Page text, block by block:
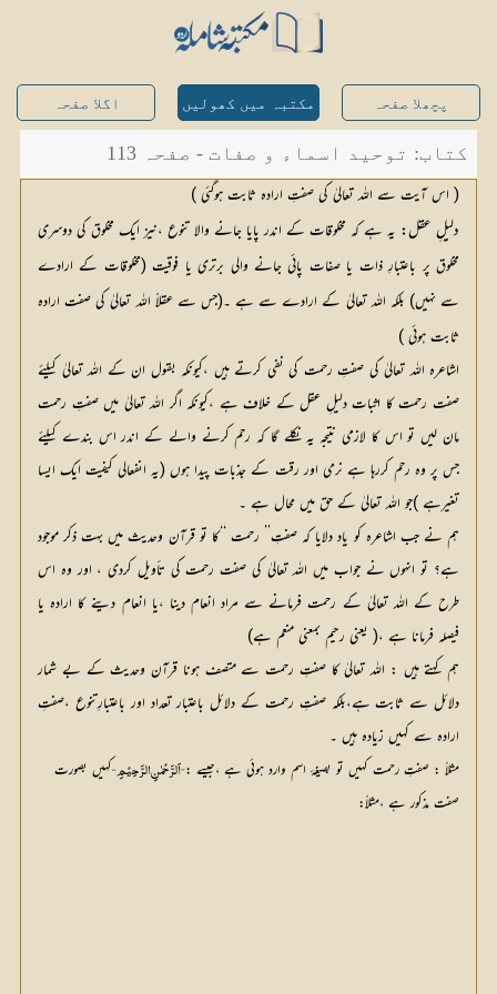
پچھلا صفحہ مکتبہ میں کھولیں اگلا صفحہ
کتاب: توحید اسماء و صفات - صفحہ 113
( اس آیت سے اللہ تعالیٰ کی صفتِ ارادہ ثابت ہوگئی )
دلیلِ عقل:
ثابت ہوئی )
اشاعرہ اللہ تعالیٰ کی صفتِ رحمت کی نفی کرتے ہیں ،کیونکہ بقول ان کے اللہ تعالیٰ کیلئے
صفت رحمت کا اثبات دلیلِ عقل کے خلاف ہے ،کیونکہ اگر اللہ تعالیٰ میں صفتِ رحمت
مان لیں تو اس کا لازمی نتیجہ یہ نکلے گا کہ رحم کرنے والے کے اندر اس بندے کیلئے
جس پر وہ رحم کررہا ہے نرمی اور رقت کے جذبات پیدا ہوں (یہ انفعالی کیفیت ایک ایسا
تغیرہے )جو اللہ تعالیٰ کے حق میں محال ہے ۔
ہم نے جب اشاعرہ کو یاد دلایا کہ صفتِ’’ رحمت ‘‘کا تو قرآن وحدیث میں بہت ذکر موجود
ہے؟ تو انہوں نے جواب میں اللہ تعالیٰ کی صفت رحمت کی تأویل کردی ، اور وہ اس
طرح کے اللہ تعالیٰ کے رحمت فرمانے سے مراد انعام دینا ،یا انعام دینے کا ارادہ یا
فیصلہ فرمانا ہے ،( یعنی رحیم بمعنی منعم ہے)
ہم کہتے ہیں : اللہ تعالیٰ کا صفتِ رحمت سے متصف ہونا قرآن وحدیث کے بے شمار
دلائل سے ثابت ہے،بلکہ صفتِ رحمت کے دلائل باعتبار تعداد اور باعتبارِتنوع ،صفتِ
ارادہ سے کہیں زیادہ ہیں ۔
مثلاً : صفتِ رحمت کہیں تو بصیغۂ اسم وارد ہوئی ہے ،جیسے :’’اَلرَّحْمٰنِ الرَّحِیْمِ‘‘
صفت مذکور ہے ،مثلاً: